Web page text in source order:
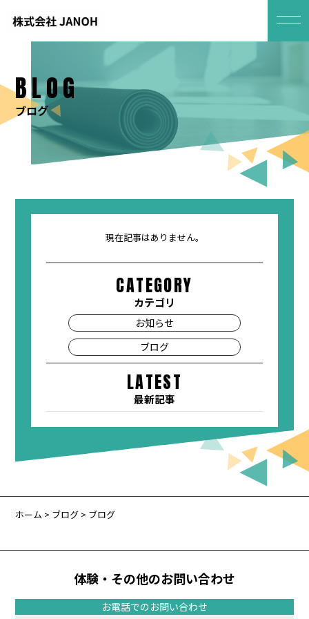
BLOG
ブログ
現在記事はありません。
CATEGORY
カテゴリ
お知らせ
ブログ
LATEST
最新記事
ホーム > ブログ > ブログ
体験・その他のお問い合わせ
お電話でのお問い合わせ